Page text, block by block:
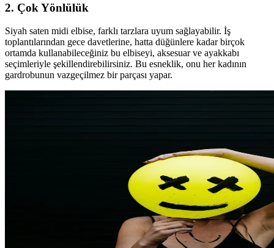
2. Çok Yönlülük
Siyah saten midi elbise, farklı tarzlara uyum sağlayabilir. İş
toplantılarından gece davetlerine, hatta düğünlere kadar birçok
ortamda kullanabileceğiniz bu elbiseyi, aksesuar ve ayakkabı
seçimleriyle şekillendirebilirsiniz. Bu esneklik, onu her kadının
gardrobunun vazgeçilmez bir parçası yapar.